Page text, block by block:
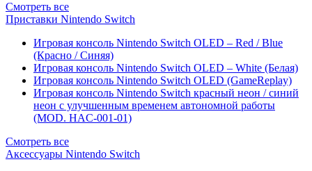
Смотреть все
Приставки Nintendo Switch
Игровая консоль Nintendo Switch OLED – Red / Blue
(Красно / Синяя)
Игровая консоль Nintendo Switch OLED – White (Белая)
Игровая консоль Nintendo Switch OLED (GameReplay)
Игровая консоль Nintendo Switch красный неон / синий
неон с улучшенным временем автономной работы
(MOD. HAC-001-01)
Смотреть все
Аксессуары Nintendo Switch